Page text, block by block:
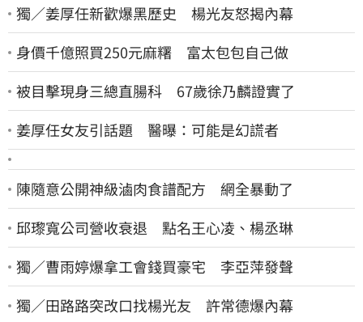
獨／姜厚任新歡爆黑歷史 楊光友怒揭內幕
身價千億照買250元麻糬 富太包包自己做
被目擊現身三總直腸科 67歲徐乃麟證實了
姜厚任女友引話題 醫曝：可能是幻謊者
陳隨意公開神級滷肉食譜配方 網全暴動了
邱瓈寬公司營收衰退 點名王心凌、楊丞琳
獨／曹雨婷爆拿工會錢買豪宅 李亞萍發聲
獨／田路路突改口找楊光友 許常德爆內幕